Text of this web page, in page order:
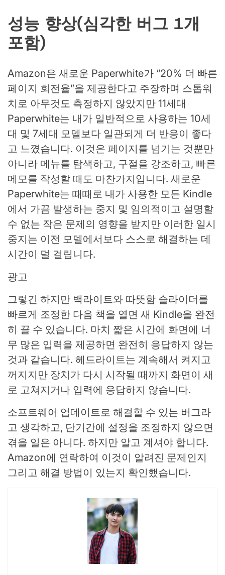
성능 향상(심각한 버그 1개
포함)
Amazon은 새로운 Paperwhite가 “20% 더 빠른
페이지 회전율”을 제공한다고 주장하며 스톱워
치로 아무것도 측정하지 않았지만 11세대
Paperwhite는 내가 일반적으로 사용하는 10세
대 및 7세대 모델보다 일관되게 더 반응이 좋다
고 느꼈습니다. 이것은 페이지를 넘기는 것뿐만
아니라 메뉴를 탐색하고, 구절을 강조하고, 빠른
메모를 작성할 때도 마찬가지입니다. 새로운
Paperwhite는 때때로 내가 사용한 모든 Kindle
에서 가끔 발생하는 중지 및 임의적이고 설명할
수 없는 작은 문제의 영향을 받지만 이러한 일시
중지는 이전 모델에서보다 스스로 해결하는 데
시간이 덜 걸립니다.
광고
그렇긴 하지만 백라이트와 따뜻함 슬라이더를
빠르게 조정한 다음 책을 열면 새 Kindle을 완전
히 끌 수 있습니다. 마치 짧은 시간에 화면에 너
무 많은 입력을 제공하면 완전히 응답하지 않는
것과 같습니다. 헤드라이트는 계속해서 켜지고
꺼지지만 장치가 다시 시작될 때까지 화면이 새
로 고쳐지거나 입력에 응답하지 않습니다.
소프트웨어 업데이트로 해결할 수 있는 버그라
고 생각하고, 단기간에 설정을 조정하지 않으면
겪을 일은 아니다. 하지만 알고 계셔야 합니다.
Amazon에 연락하여 이것이 알려진 문제인지
그리고 해결 방법이 있는지 확인했습니다.